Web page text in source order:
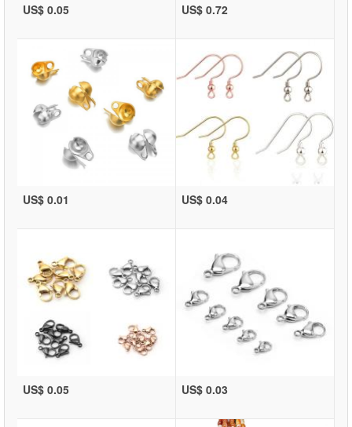
US$ 0.05 US$ 0.72
US$ 0.01 US$ 0.04
US$ 0.05 US$ 0.03